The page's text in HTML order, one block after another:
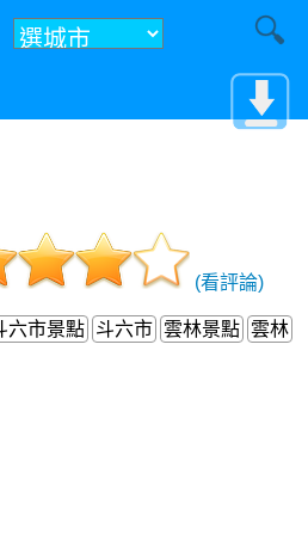
(看評論)
六市景點 斗六市 雲林景點 雲林